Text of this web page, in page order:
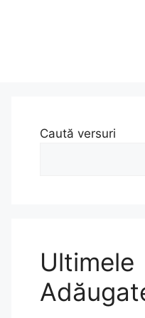
Caută versuri
Ultimele